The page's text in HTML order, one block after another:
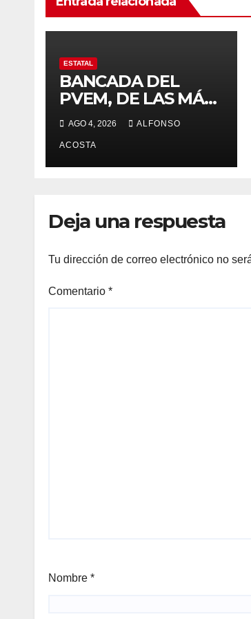
ESTATAL
BANCADA DEL
PVEM, DE LAS MÁS
ACTIVAS
AGO 4, 2026 ALFONSO
ACOSTA
Deja una respuesta
Tu dirección de correo electrónico no
Comentario *
Nombre *